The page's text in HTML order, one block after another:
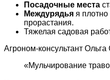
Посадочные места
Междурядья я
прорастания.
Тяжелая садовая
Агроном-консультант
«Мульчирование